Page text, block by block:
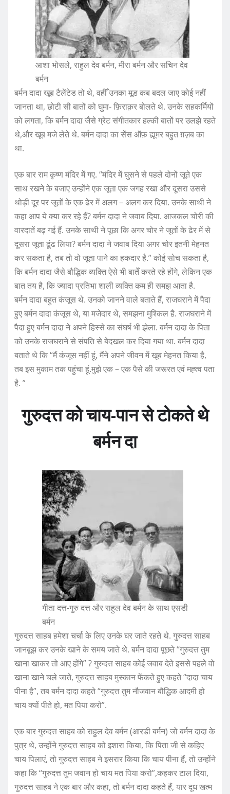
आशा भोसले, राहुल देव बर्मन, मीरा बर्मन और सचिन देव
बर्मन
बर्मन दादा खूब टैलेंटेड तो थे, वहीँ उनका मूड कब बदल जाए कोई नहीं
जानता था, छोटी सी बातों को घुमा- फ़िराक़र बोलते थे. उनके सहकर्मियों
को लगता, कि बर्मन दादा जैसे ग्रेट संगीतकार हल्की बातों पर उलझे रहते
थे,और खूब मजे लेते थे. बर्मन दादा का सेंस ऑफ़ ह्यूमर बहुत ग़ज़ब का
था.
एक बार राम कृष्ण मंदिर में गए. “मंदिर में घुसने से पहले दोनों जूते एक
साथ रखने के बजाए उन्होंने एक जूता एक जगह रखा और दूसरा उससे
थोड़ी दूर पर जूतों के एक ढेर में अलग – अलग कर दिया. उनके साथी ने
कहा आप ये क्या कर रहे हैं? बर्मन दादा ने जवाब दिया. आजकल चोरी की
वारदातें बढ़ गई हैं. उनके साथी ने पूछा कि अगर चोर ने जूतों के ढेर में से
दूसरा जूता ढूंढ लिया? बर्मन दादा ने जवाब दिया अगर चोर इतनी मेहनत
कर सकता है, तब तो वो जूता पाने का हकदार है.” कोई सोच सकता है,
कि बर्मन दादा जैसे बौद्धिक व्यक्ति ऐसे भी बातेँ करते रहे होंगे, लेकिन एक
बात तय है, कि ज्यादा प्रतिभा शाली व्यक्ति कम ही समझ आता है.
बर्मन दादा बहुत कंजूस थे. उनको जानने वाले बताते हैं, राजघराने में पैदा
हुए बर्मन दादा कंजूस थे, या मजेदार थे, समझना मुश्किल है. राजघराने में
पैदा हुए बर्मन दादा ने अपने हिस्से का संघर्ष भी झेला. बर्मन दादा के पिता
को उनके राजघराने से संपति से बेदखल कर दिया गया था. बर्मन दादा
बताते थे कि “मैं कंजूस नहीं हूं, मैंने अपने जीवन में खूब मेहनत किया है,
तब इस मुकाम तक पहुंचा हूं.मुझे एक – एक पैसे की जरूरत एवं मह्त्व पता
है. ”
गुरुदत्त को चाय-पान से टोकते थे
बर्मन दा
गीता दत्त-गुरु दत्त और राहुल देव बर्मन के साथ एसडी
बर्मन
गुरुदत्त साहब हमेशा चर्चा के लिए उनके घर जाते रहते थे. गुरुदत्त साहब
जानबूझ कर उनके खाने के समय जाते थे. बर्मन दादा पूछते “गुरुदत्त तुम
खाना खाकर तो आए होंगे” ? गुरुदत्त साहब कोई जवाब देते इससे पहले वो
खाना खाने चले जाते, गुरुदत्त साहब मुस्कान फेंकते हुए कहते “दादा चाय
पीना है”, तब बर्मन दादा कहते “गुरुदत्त तुम नौजवान बौद्धिक आदमी हो
चाय क्यों पीते हो, मत पिया करो”.
एक बार गुरुदत्त साहब को राहुल देव बर्मन (आरडी बर्मन) जो बर्मन दादा के
पुत्र थे, उन्होंने गुरुदत्त साहब को इशारा किया, कि पिता जी से कहिए
चाय पिलाएं, तो गुरुदत्त साहब ने इसरार किया कि चाय पीना हैं, तो उन्होंने
कहा कि “गुरुदत्त तुम जवान हो चाय मत पिया करो”,कहकर टाल दिया,
गुरुदत्त साहब ने एक बार और कहा, तो बर्मन दादा कहते हैं, यार दूध खत्म